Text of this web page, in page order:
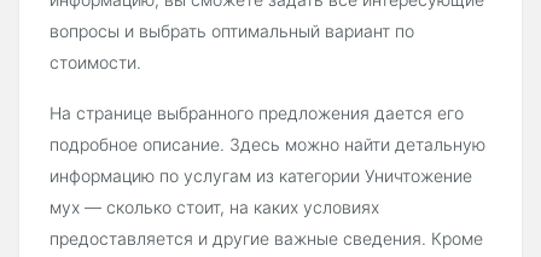
вопросы и выбрать оптимальный вариант по
стоимости.
На странице выбранного предложения дается его
подробное описание. Здесь можно найти детальную
информацию по услугам из категории Уничтожение
мух — сколько стоит, на каких условиях
предоставляется и другие важные сведения. Кроме